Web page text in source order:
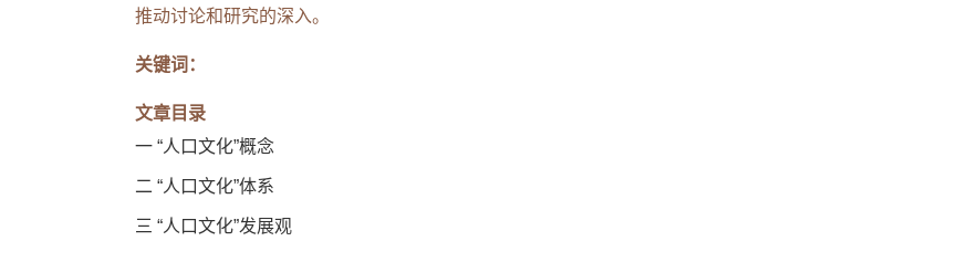
推动讨论和研究的深入。
关键词：
文章目录
一 “人口文化”概念
二 “人口文化”体系
三 “人口文化”发展观